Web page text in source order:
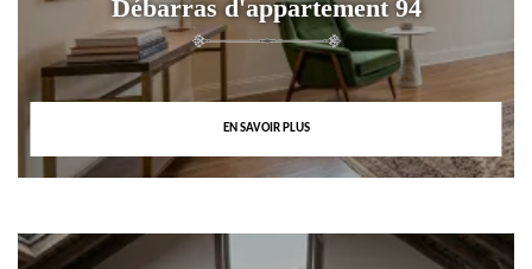
Débarras d'appartement 94
EN SAVOIR PLUS